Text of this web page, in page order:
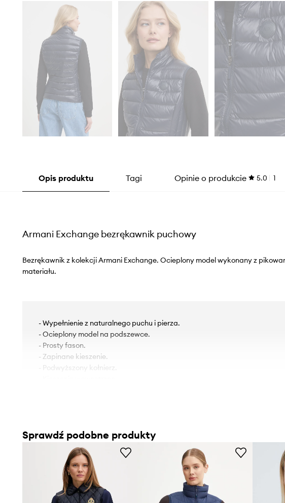
Opis produktu Tagi Opinie o produkcie 5.0 1
Armani Exchange bezrękawnik puchowy
Bezrękawnik z kolekcji Armani Exchange. Ocieplony model wykonany z
materiału.
- Wypełnienie z naturalnego puchu i pierza.
- Ocieplony model na podszewce.
- Prosty fason.
- Zapinane kieszenie.
- Podwyższony kołnierz.
Sprawdź podobne produkty